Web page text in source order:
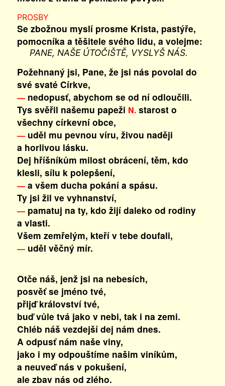
PROSBY
Se zbožnou myslí prosme Krista, pastýře,
pomocníka a těšitele svého lidu, a volejme:
PANE, NAŠE ÚTOČIŠTĚ, VYSLYŠ NÁS.
Požehnaný jsi, Pane, že jsi nás povolal do
své svaté Církve,
—nedopusť, abychom se od ní odloučili.
Tys svěřil našemu papeži N.starost o
všechny církevní obce,
—uděl mu pevnou víru, živou naději
a horlivou lásku.
Dej hříšníkům milost obrácení, těm, kdo
klesli, sílu k polepšení,
—a všem ducha pokání a spásu.
Ty jsi žil ve vyhnanství,
—pamatuj na ty, kdo žijí daleko od rodiny
a vlasti.
Všem zemřelým, kteří v tebe doufali,
—uděl věčný mír.
Otče náš, jenž jsi na nebesích,
posvěť se jméno tvé,
přijď království tvé,
buď vůle tvá jako v nebi, tak i na zemi.
Chléb náš vezdejší dej nám dnes.
A odpusť nám naše viny,
jako i my odpouštíme našim viníkům,
a neuveď nás v pokušení,
ale zbav nás od zlého.